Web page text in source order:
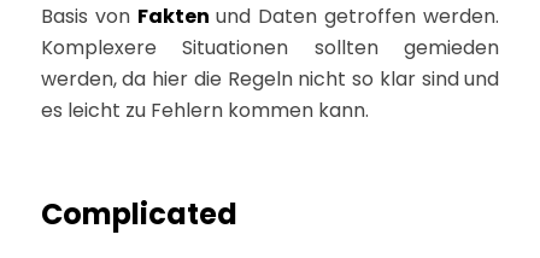
Basis von Fakten und Daten getroffen werden.
Komplexere Situationen sollten gemieden
werden, da hier die Regeln nicht so klar sind und
es leicht zu Fehlern kommen kann.
Complicated